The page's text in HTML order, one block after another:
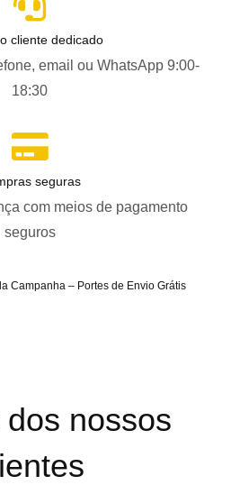
cliente dedicado
email ou WhatsApp 9:00-
18:30
seguras
com meios de pagamento
seguros
Campanha – Portes de Envio Grátis
nossos